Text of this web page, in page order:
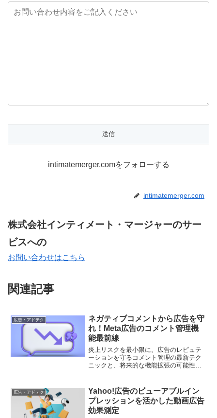
intimatemerger.comをフォローする
intimatemerger.com
株式会社インティメート・マージャーのサー
ビスへの
お問い合わせはこちら
関連記事
広告・アドテク
ネガティブコメントから広告を守
れ！Meta広告のコメント管理機
能最前線
炎上リスクを最小限に。広告のレピュテ
ーションを守るコメント管理の最新テク
ニックと、将来的な機能拡張の可能性を
広告・アドテク
Yahoo!広告のビューアブルイン
プレッションを活かした動画広告
効果測定